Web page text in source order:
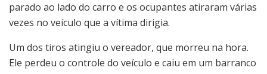
parado ao lado do carro e os ocupantes atiraram várias
vezes no veículo que a vítima dirigia.
Um dos tiros atingiu o vereador, que morreu na hora.
Ele perdeu o controle do veículo e caiu em um barranco